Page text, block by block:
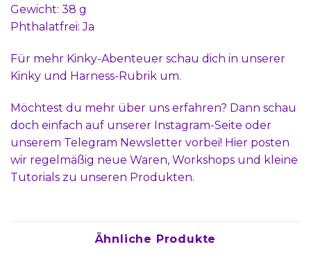
Gewicht: 38 g
Phthalatfrei: Ja
Für mehr Kinky-Abenteuer schau dich in unserer
Kinky und Harness-Rubrik um.
Möchtest du mehr über uns erfahren? Dann schau
doch einfach auf unserer Instagram-Seite oder
unserem Telegram Newsletter vorbei! Hier posten
wir regelmäßig neue Waren, Workshops und kleine
Tutorials zu unseren Produkten.
Ähnliche Produkte